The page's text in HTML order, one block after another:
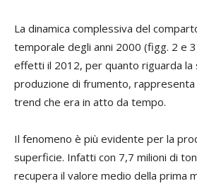
La dinamica complessiva del
temporale degli anni 2000 (figg. 2 e
effetti il 2012, per quanto riguarda la
produzione di frumento,
trend che era in atto da tempo.
Il fenomeno è più evidente per la
superficie. Infatti con 7,7 milioni di
recupera il valore medio della prima